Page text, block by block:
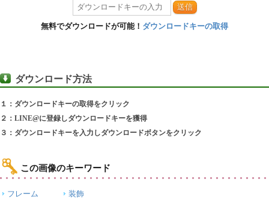
送信
無料でダウンロードが可能！ ダウンロードキーの取得
ダウンロード方法
１：ダウンロードキーの取得をクリック
２：LINE@に登録しダウンロードキーを獲得
３：ダウンロードキーを入力しダウンロードボタンをクリック
この画像のキーワード
フレーム 装飾